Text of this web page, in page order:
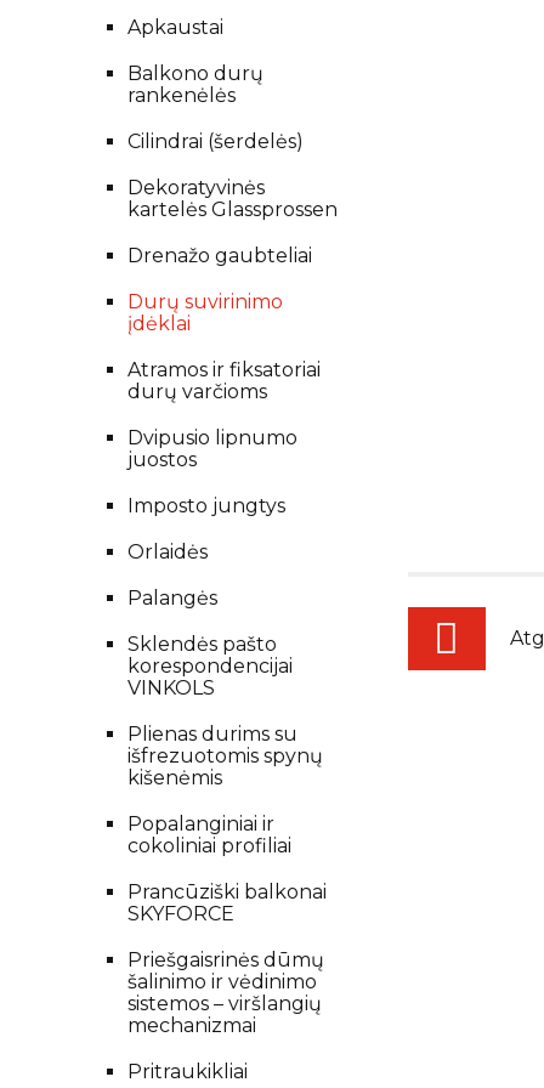
Apkaustai
Balkono durų
rankenėlės
Cilindrai (šerdelės)
Dekoratyvinės
kartelės Glassprossen
Drenažo gaubteliai
Durų suvirinimo
įdėklai
Atramos ir fiksatoriai
durų varčioms
Dvipusio lipnumo
juostos
Imposto jungtys
Orlaidės
Palangės
Sklendės pašto
korespondencijai
VINKOLS
Plienas durims su
išfrezuotomis spynų
kišenėmis
Popalanginiai ir
cokoliniai profiliai
Prancūziški balkonai
SKYFORCE
Priešgaisrinės dūmų
šalinimo ir vėdinimo
sistemos – viršlangių
mechanizmai
Pritraukikliai